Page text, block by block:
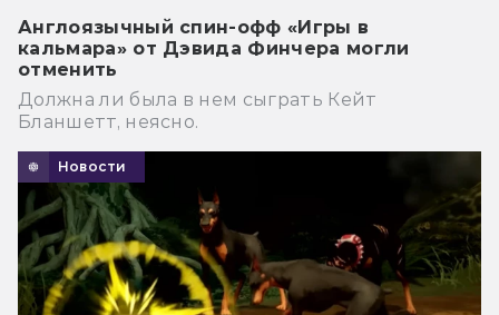
Англоязычный спин-офф «Игры в
кальмара» от Дэвида Финчера могли
отменить
Должна ли была в нем сыграть Кейт
Бланшетт, неясно.
Новости